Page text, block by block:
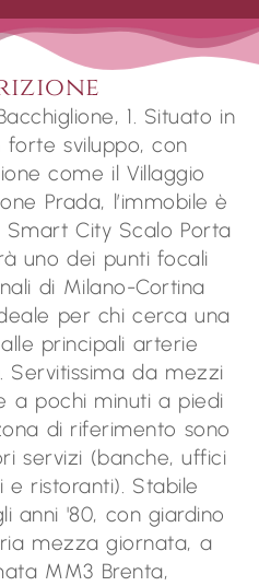
1. Situato in
sviluppo, con
come il Villaggio
Prada, l’immobile è
City Scalo Porta
uno dei punti focali
di Milano-Cortina
per chi cerca una
principali arterie
Servitissima da mezzi
a pochi minuti a piedi
di riferimento sono
servizi (banche, uffici
e ristoranti). Stabile
anni '80, con giardino
mezza giornata, a
MM3 Brenta,